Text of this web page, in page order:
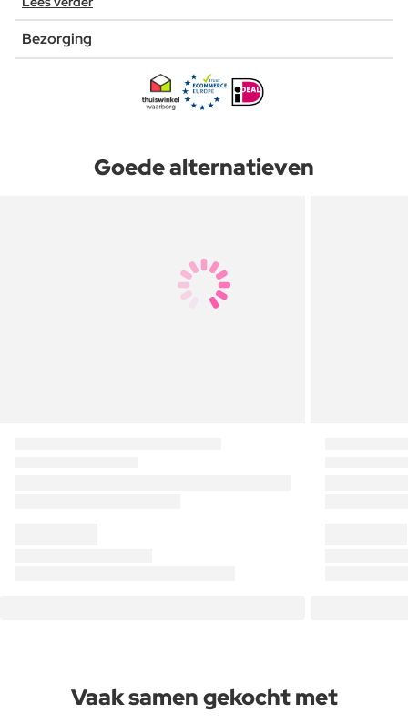
Bezorging
Goede alternatieven
Vaak samen gekocht met